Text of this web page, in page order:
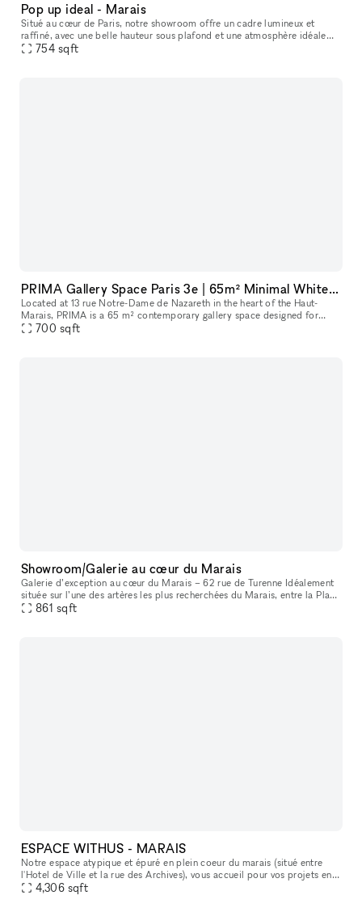
Pop up ideal - Marais
Situé au cœur de Paris, notre showroom offre un cadre lumineux et
raffiné, avec une belle hauteur sous plafond et une atmosphère idéale
pour accueillir des marques, des collections et des événements
754 sqft
PRIMA Gallery Space Paris 3e | 65m² Minimal White Cube in Haut-Marais
Located at 13 rue Notre-Dame de Nazareth in the heart of the Haut-
Marais, PRIMA is a 65 m² contemporary gallery space designed for
exhibitions, pop-ups, showrooms, fashion presentations, castings, ev
700 sqft
Showroom/Galerie au cœur du Marais
Galerie d’exception au cœur du Marais – 62 rue de Turenne Idéalement
située sur l’une des artères les plus recherchées du Marais, entre la Place
des Vosges et la rue de Bretagne, la galerie bénéficie
861 sqft
ESPACE WITHUS - MARAIS
Notre espace atypique et épuré en plein coeur du marais (situé entre
l'Hotel de Ville et la rue des Archives), vous accueil pour vos projets en
tout genre : Shooting/tournage , défilé , showroom , pr
4,306 sqft